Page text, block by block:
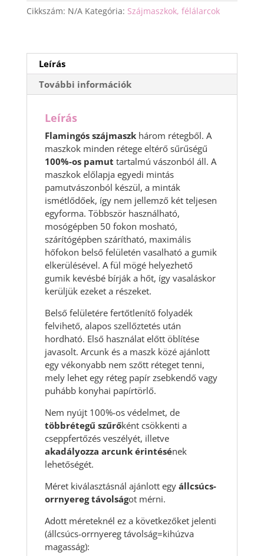
Cikkszám: N/A Kategória: Szájmaszkok, félálarcok
Leírás
További információk
Leírás
Flamingós szájmaszkhárom rétegből. A
maszkok minden rétege eltérő sűrűségű
100%-os pamut tartalmú vászonból áll. A
maszkok előlapja egyedi mintás
pamutvászonból készül, a minták
ismétlődőek, így nem jellemző két teljesen
egyforma. Többször használható,
mosógépben 50 fokon mosható,
szárítógépben szárítható, maximális
hőfokon belső felületén vasalható a gumik
elkerülésével. A fül mögé helyezhető
gumik kevésbé bírják a hőt, így vasaláskor
kerüljük ezeket a részeket.
Belső felületére fertőtlenítő folyadék
felvihető, alapos szellőztetés után
hordható. Első használat előtt öblítése
javasolt. Arcunk és a maszk közé ajánlott
egy vékonyabb nem szőtt réteget tenni,
mely lehet egy réteg papír zsebkendő vagy
puhább konyhai papírtörlő.
Nem nyújt 100%-os védelmet, de
többrétegű szűrőként csökkenti a
cseppfertőzés veszélyét, illetve
akadályozza arcunk érintésének
lehetőségét.
Méret kiválasztásnál ajánlott egy állcsúcs-
orrnyereg távolságot mérni.
Adott méreteknél ez a következőket jelenti
(állcsúcs-orrnyereg távolság=kihúzva
magasság):